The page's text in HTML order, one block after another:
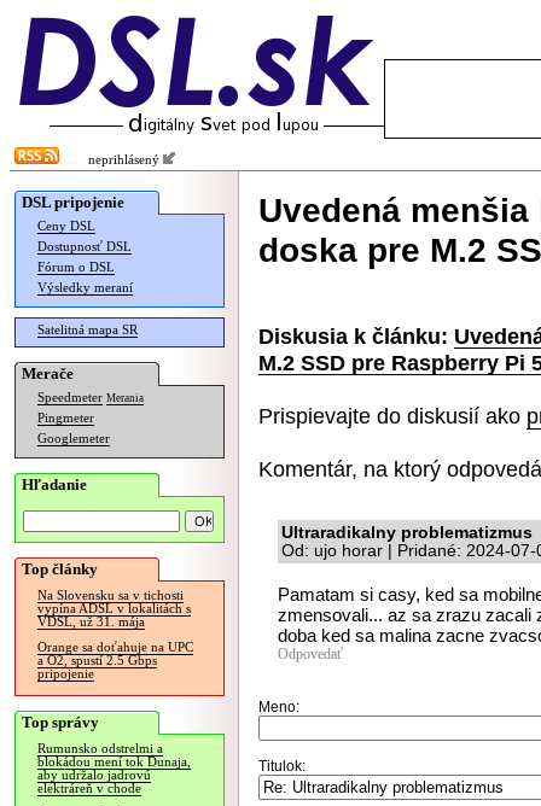
neprihlásený
DSL pripojenie
Ceny DSL
Dostupnosť DSL
Fórum o DSL
Výsledky meraní
Satelitná mapa SR
Merače
Speedmeter Merania
Pingmeter
Googlemeter
Hľadanie
Top články
Na Slovensku sa v tichosti
vypína ADSL v lokalitách s
VDSL, už 31. mája
Orange sa doťahuje na UPC
a O2, spustí 2.5 Gbps
pripojenie
Top správy
Rumunsko odstrelmi a
blokádou mení tok Dunaja,
aby udržalo jadrovú
elektráreň v chode
Uvedená
doska pre M.2
Diskusia k článku:
M.2 SSD pre Raspberry Pi
Prispievajte do diskusií ako
Komentár, na ktorý
Ultraradikalny problematizmus
Od: ujo horar | Pridané: 2024-07-
Pamatam si casy, ked sa
zmensovali... az sa zrazu zacali
doba ked sa malina zacne
Odpovedať
Meno:
Titulok: